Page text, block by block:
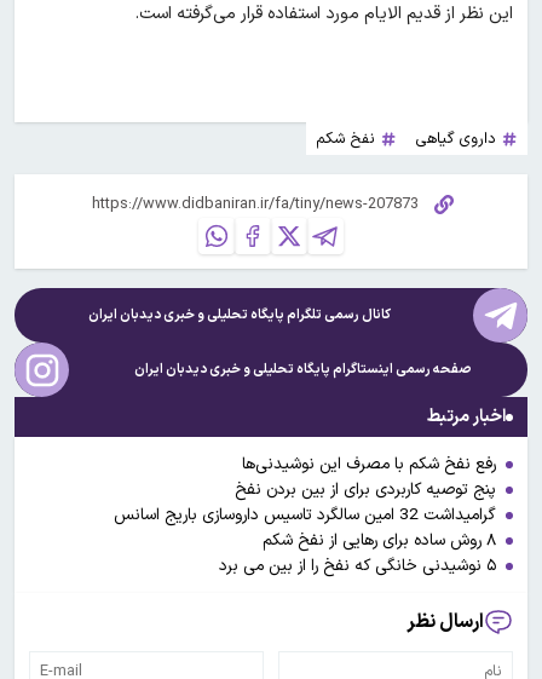
این نظر از قدیم الایام مورد استفاده قرار می‌گرفته است.
داروی گیاهی نفخ شکم
کانال رسمی تلگرام پایگاه تحلیلی و خبریدیدبان ایران
صفحه رسمی اینستاگرام پایگاه تحلیلی و خبریدیدبان ایران
اخبار مرتبط
رفع نفخ شکم با مصرف این نوشیدنی‌ها
پنج توصیه کاربردی برای از بین بردن نفخ
گرامیداشت 32 امین سالگرد تاسیس داروسازی باریج اسانس
۸ روش ساده برای رهایی از نفخ شکم
۵ نوشیدنی خانگی که نفخ را از بین می برد
ارسال نظر